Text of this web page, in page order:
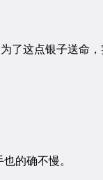
这点银子送命，
的确不慢。